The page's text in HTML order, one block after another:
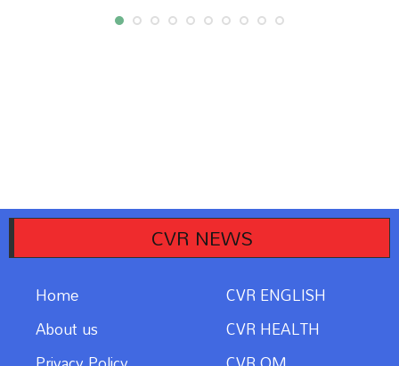
CVR NEWS
Home
CVR ENGLISH
About us
CVR HEALTH